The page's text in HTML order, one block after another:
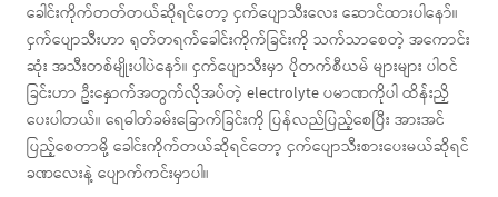
ခေါင်းကိုက်တတ်တယ်ဆိုရင်တော့ ငှက်ပျောသီးလေး ဆောင်ထားပါနော်။
ငှက်ပျောသီးဟာ ရုတ်တရက်ခေါင်းကိုက်ခြင်းကို သက်သာစေတဲ့ အကောင်း
ဆုံး အသီးတစ်မျိုးပါပဲနော်။ ငှက်ပျောသီးမှာ ပိုတက်စီယမ် များများ ပါဝင်
ခြင်းဟာ ဦးနှောက်အတွက်လိုအပ်တဲ့ electrolyte ပမာဏကိုပါ ထိန်းညှိ
ပေးပါတယ်။ ရေဓါတ်ခမ်းခြောက်ခြင်းကို ပြန်လည်ပြည့်စေပြီး အားအင်
ပြည့်စေတာမို့ ခေါင်းကိုက်တယ်ဆိုရင်တော့ ငှက်ပျောသီးစားပေးမယ်ဆိုရင်
ခဏလေးနဲ့ ပျောက်ကင်းမှာပါ။